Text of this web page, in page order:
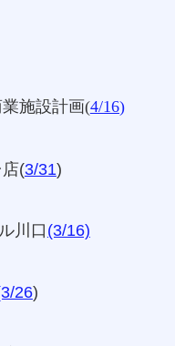
業施設計画(4/16)
(3/31)
川口(3/16)
26)